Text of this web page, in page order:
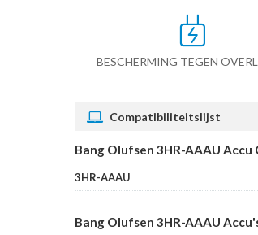
BESCHERMING TEGEN
Compatibiliteitslijst
Bang Olufsen 3HR-AAAU
3HR-AAAU
Bang Olufsen 3HR-AAAU